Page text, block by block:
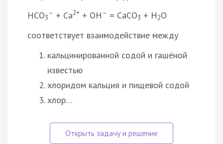
HCO3
– + Ca2+ + OH – = CaCO3 + H2O
соответствует взаимодействие между
кальцинированной содой и гашёной
известью
хлоридом кальция и пищевой содой
хлор…